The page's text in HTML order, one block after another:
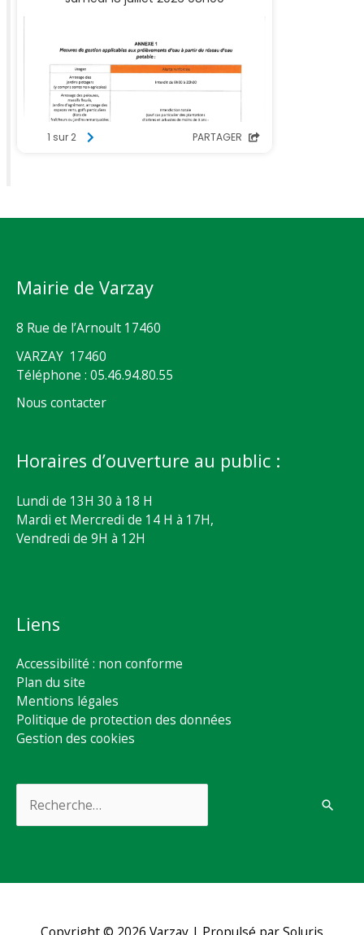
Mairie de Varzay
8 Rue de l’Arnoult 17460
VARZAY 17460
Téléphone : 05.46.94.80.55
Nous contacter
Horaires d’ouverture au public :
Lundi de 13H 30 à 18 H
Mardi et Mercredi de 14 H à 17H,
Vendredi de 9H à 12H
Liens
Accessibilité : non conforme
Plan du site
Mentions légales
Politique de protection des données
Gestion des cookies